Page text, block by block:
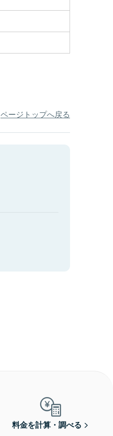
ページトップへ戻る
料金を計算・調べる